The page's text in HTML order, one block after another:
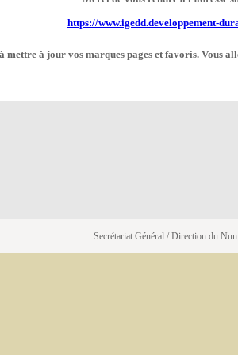
https://www.igedd.developpement-
à mettre à jour vos marques pages et favoris. Vous
Secrétariat Général / Direction du